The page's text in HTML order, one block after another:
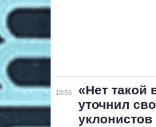
18:56
«Нет такой
уточнил
уклонистов